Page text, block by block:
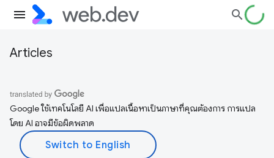
Articles
Google ใช้เทคโนโลยี AI เพื่อแปลเนื้อหาเป็นภาษาที่คุณต้องการ การแปล
โดย AI อาจมีข้อผิดพลาด